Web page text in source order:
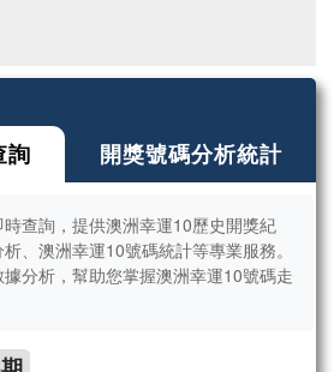
詢 開獎號碼分析統計
查詢，提供澳洲幸運10歷史開獎紀
、澳洲幸運10號碼統計等專業服務。
分析，幫助您掌握澳洲幸運10號碼走